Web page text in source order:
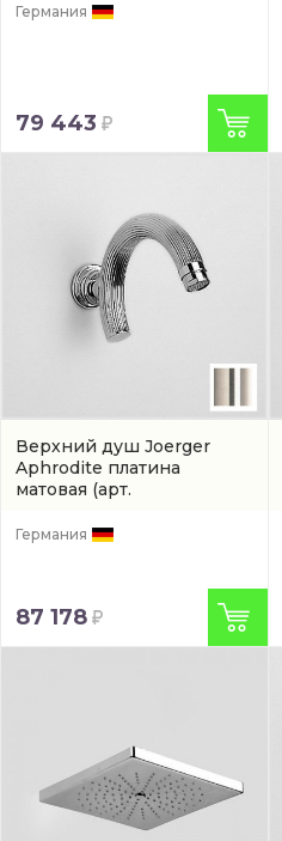
Германия
79 443
Верхний душ Joerger
Aphrodite платина
матовая (арт.
Германия
87 178